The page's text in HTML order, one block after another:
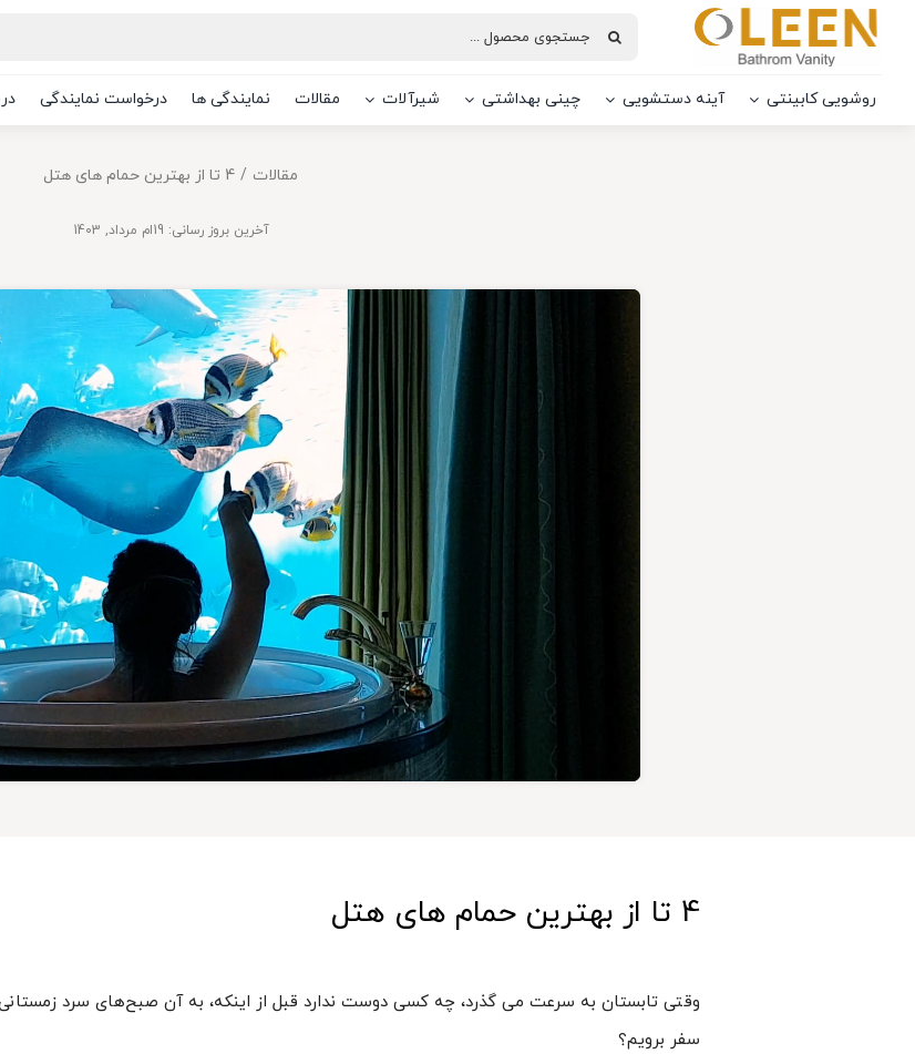
content
جستجو
روشویی کابینتی آینه دستشویی چینی بهداشتی شیرآلات مقالات نمایندگی ها درخواست نمایندگی
مقالات 4 تا از بهترین حمام های هتل
آخرین بروز رسانی: 19ام مرداد, 1403
4 تا از بهترین حمام های هتل
وقتی تابستان به سرعت می گذرد، چه کسی دوست ندارد قبل از اینکه، به آن صبح‌های سرد زمستانی
سفر برویم؟